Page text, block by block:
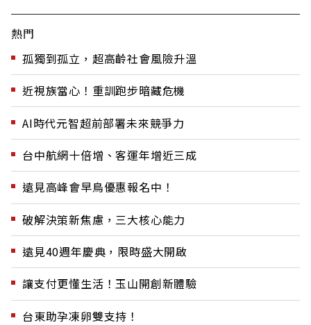
熱門
孤獨到孤立，超高齡社會風險升溫
近視族當心！重訓跑步暗藏危機
AI時代元智超前部署未來競爭力
台中航網十倍增、客運年增近三成
遠見高峰會早鳥優惠報名中！
破解決策新焦慮，三大核心能力
遠見40週年慶典，限時盛大開啟
讓支付更懂生活！玉山開創新體驗
台東助孕凍卵雙支持！